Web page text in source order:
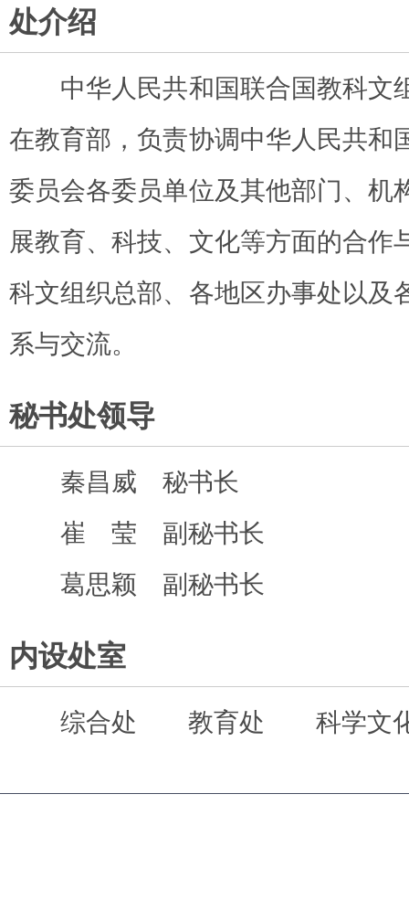
处介绍
中华人民共和国联合国教科文
在教育部，负责协调中华人民共和
委员会各委员单位及其他部门、机
展教育、科技、文化等方面的合作
科文组织总部、各地区办事处以及
系与交流。
秘书处领导
秦昌威 秘书长
崔 莹 副秘书长
葛思颖 副秘书长
内设处室
综合处 教育处 科学文